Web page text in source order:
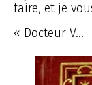
faire, et je
« Docteur V...